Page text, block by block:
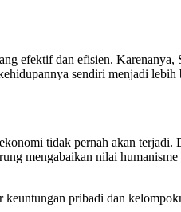
efektif dan efisien. Karenanya,
sendiri menjadi lebih
tidak pernah akan terjadi.
mengabaikan nilai
pribadi dan